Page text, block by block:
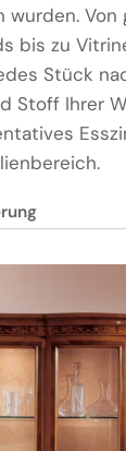
wurden.
bis zu
Stück
Stoff Ihrer